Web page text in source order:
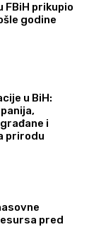
FBiH prikupio
godine
u BiH:
i
prirodu
pred